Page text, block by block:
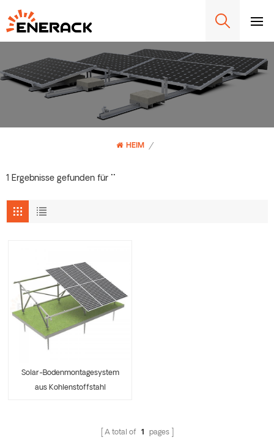
HEIM /
1 Ergebnisse gefunden für ""
Solar-Bodenmontagesystem
aus Kohlenstoffstahl
A total of 1 pages